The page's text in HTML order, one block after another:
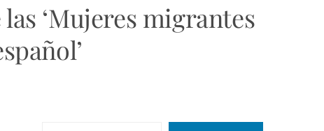
‘Mujeres migrantes